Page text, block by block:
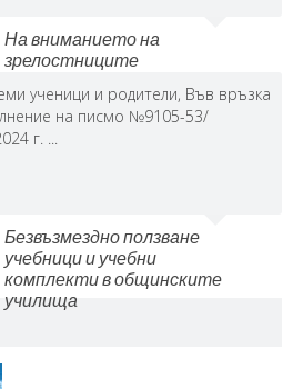
На вниманието на
зрелостниците
ученици и родители, Във връзка
на писмо №9105-53/
г. ...
Безвъзмездно ползване
учебници и учебни
комплекти в общинските
училища